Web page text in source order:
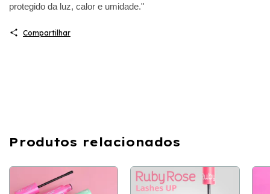
protegido da luz, calor e umidade."
Compartilhar
Produtos relacionados